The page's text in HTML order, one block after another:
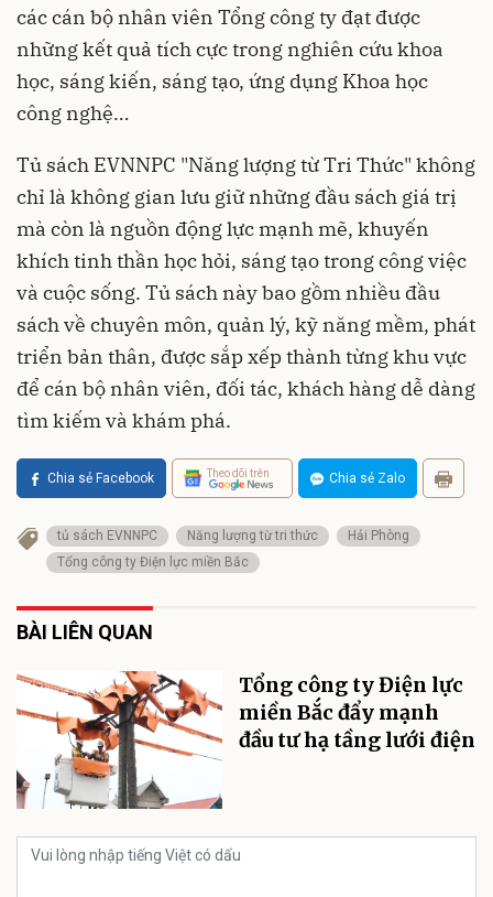
các cán bộ nhân viên Tổng công ty đạt được
những kết quả tích cực trong nghiên cứu khoa
học, sáng kiến, sáng tạo, ứng dụng Khoa học
công nghệ…
Tủ sách EVNNPC "Năng lượng từ Tri Thức" không
chỉ là không gian lưu giữ những đầu sách giá trị
mà còn là nguồn động lực mạnh mẽ, khuyến
khích tinh thần học hỏi, sáng tạo trong công việc
và cuộc sống. Tủ sách này bao gồm nhiều đầu
sách về chuyên môn, quản lý, kỹ năng mềm, phát
triển bản thân, được sắp xếp thành từng khu vực
để cán bộ nhân viên, đối tác, khách hàng dễ dàng
tìm kiếm và khám phá.
Chia sẻ Facebook Theo dõi trên Chia sẻ Zalo
tủ sách EVNNPC Năng lượng từ tri thức
Hải Phòng
Tổng công ty Điện lực miền Bắc
BÀI LIÊN QUAN
Tổng công ty Điện lực
miền Bắc đẩy mạnh
đầu tư hạ tầng lưới điện